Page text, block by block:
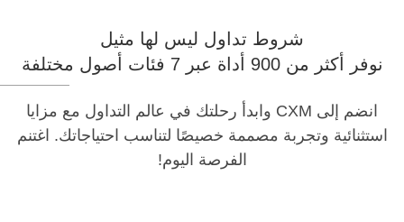
شروط تداول ليس لها مثيل
نوفر أكثر من 900 أداة عبر 7 فئات أصول مختلفة
انضم إلى CXM وابدأ رحلتك في عالم التداول مع مزايا
استثنائية وتجربة مصممة خصيصًا لتناسب احتياجاتك. اغتنم
الفرصة اليوم!